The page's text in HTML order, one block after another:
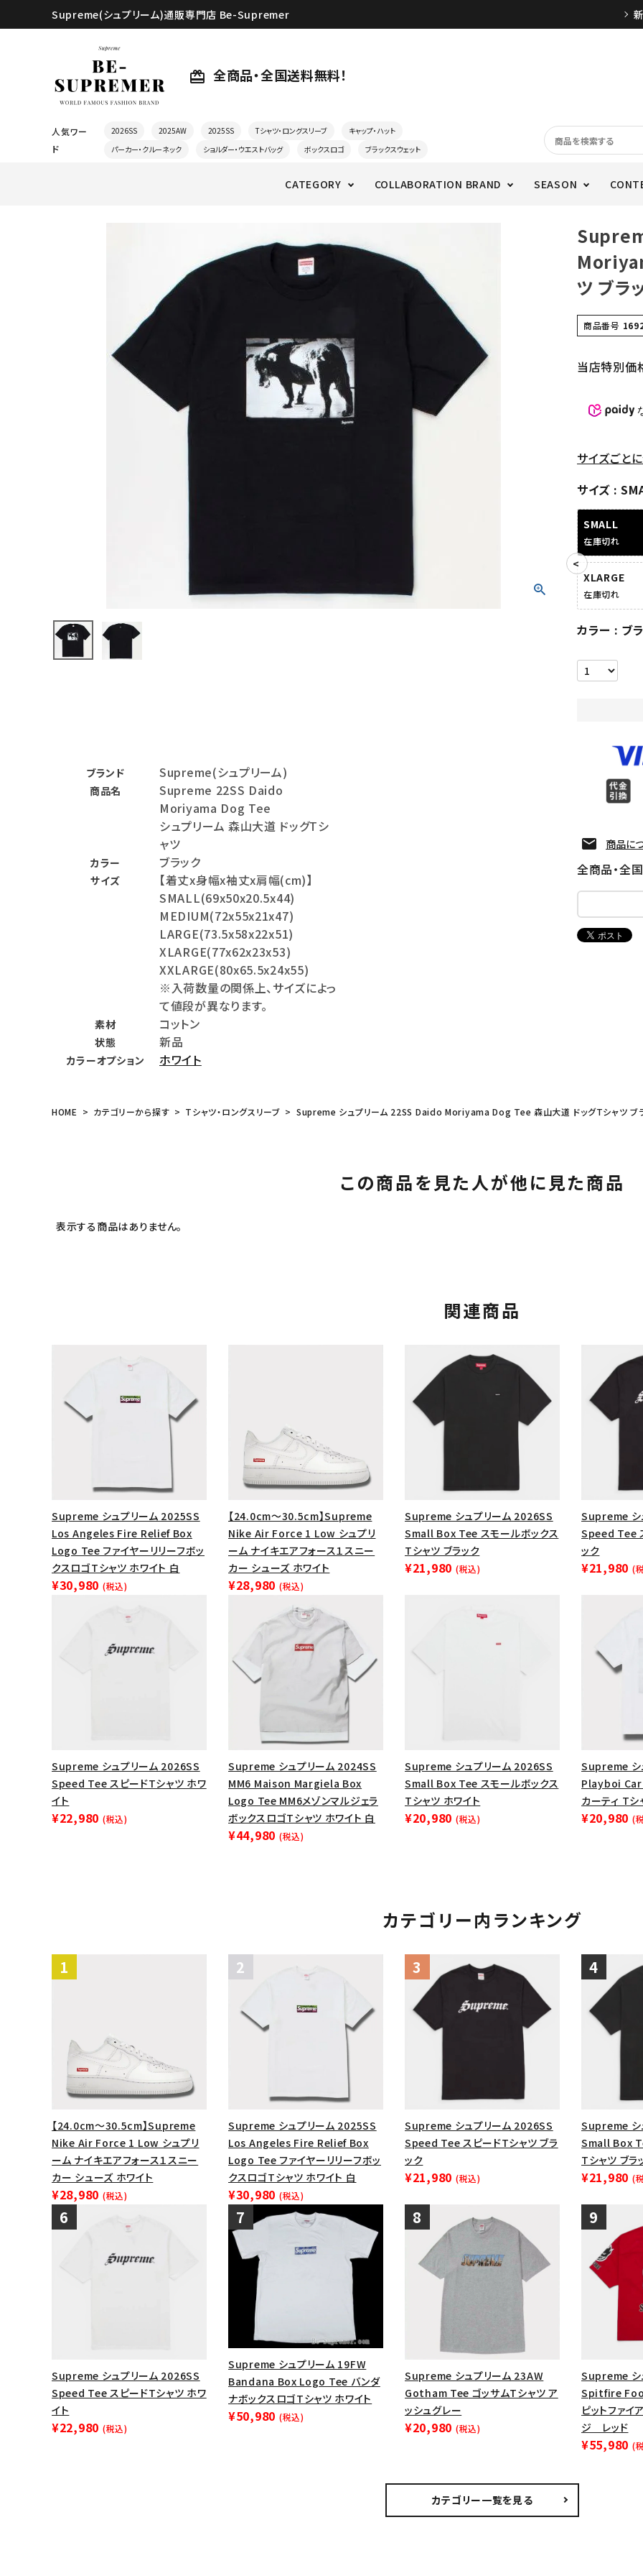
Supreme(シュプリーム)通販専門店 Be-Supremer
card_giftcard 全商品・全国送料無料！
人気ワー
ド
2026SS 2025AW 2025SS Tシャツ・ロングスリーブ
キャップ・ハット
パーカー・クルーネック
ショルダー・ウエストバッグ ボックスロゴ ブラックスウェット
CATEGORY COLLABORATION BRAND SEASON
キーワードから探す
search
カテゴリーから探す コラボレーションブ
シーズンから探す
パーカー・クルーネック
ブラックスウェッ
ニット帽・ビーニー
アクセサリー
会員登録
Follow us
ブランド Supreme(シュプリーム)
商品名
Supreme 22SS Daido
Moriyama Dog Tee
シュプリーム 森山大道 ドッグTシ
ャツ
カラー ブラック
サイズ
【着丈x身幅x袖丈x肩幅(cm)】
SMALL(69x50x20.5x44)
MEDIUM(72x55x21x47)
LARGE(73.5x58x22x51)
XLARGE(77x62x23x53)
XXLARGE(80x65.5x24x55)
※入荷数量の関係上、サイズによっ
て値段が異なります。
素材 コットン
状態 新品
カラーオプション ホワイト
ツ ブラ
商品番号
当店特別価
サイズごと
サイズ
SMALL
在庫切れ
XLARGE
在庫切れ
カラー ブ
商品に
全商品・全
HOME カテゴリーから探す Tシャツ・ロングスリーブ Supreme シュプリーム 22SS Daido Moriyama Dog Tee 森山大道 ドッグTシャツ ブ
この商品を見た人が他に見た商品
表示する商品はありません。
関連商品
Supreme シュプリーム 2025SS
Los Angeles Fire Relief Box
Logo Tee ファイヤーリリーフボッ
クスロゴTシャツ ホワイト 白
¥30,980 (税込)
【24.0cm～30.5cm】Supreme
Nike Air Force 1 Low シュプリ
ーム ナイキエアフォース１スニー
カー シューズ ホワイト
¥28,980 (税込)
Supreme シュプリーム 2026SS
Small Box Tee スモールボックス
Tシャツ ブラック
¥21,980 (税込)
Supreme シ
Speed Tee
ック
¥21,980 (
Supreme シュプリーム 2026SS
Speed Tee スピードTシャツ ホワ
イト
¥22,980 (税込)
Supreme シュプリーム 2024SS
MM6 Maison Margiela Box
Logo Tee MM6メゾンマルジェラ
ボックスロゴTシャツ ホワイト 白
¥44,980 (税込)
Supreme シュプリーム 2026SS
Small Box Tee スモールボックス
Tシャツ ホワイト
¥20,980 (税込)
Supreme シ
Playboi
カーティ Tシ
¥20,980 (
カテゴリー内ランキング
【24.0cm～30.5cm】Supreme
Nike Air Force 1 Low シュプリ
ーム ナイキエアフォース１スニー
カー シューズ ホワイト
¥28,980 (税込)
Supreme シュプリーム 2025SS
Los Angeles Fire Relief Box
Logo Tee ファイヤーリリーフボッ
クスロゴTシャツ ホワイト 白
¥30,980 (税込)
Supreme シュプリーム 2026SS
Speed Tee スピードTシャツ ブラ
ック
¥21,980 (税込)
Supreme シ
Small Box
Tシャツ ブラ
¥21,980 (
Supreme シュプリーム 2026SS
Speed Tee スピードTシャツ ホワ
イト
¥22,980 (税込)
Supreme シュプリーム 19FW
Bandana Box Logo Tee バンダ
ナボックスロゴTシャツ ホワイト
¥50,980 (税込)
Supreme シュプリーム 23AW
Gotham Tee ゴッサムTシャツ ア
ッシュグレー
¥20,980 (税込)
Supreme シ
Spitfire
ピットファイ
ジ レッド
¥55,980 (
カテゴリー一覧を見る